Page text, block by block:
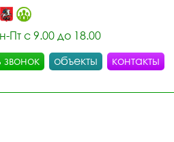
Пт с 9.00 до 18.00
звонок объекты контакты